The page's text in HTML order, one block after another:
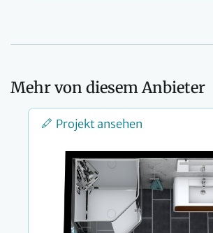
Mehr von diesem Anbieter
Projekt ansehen